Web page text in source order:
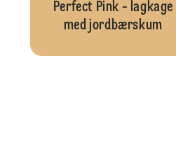
Perfect Pink - lagkage
med jordbærskum